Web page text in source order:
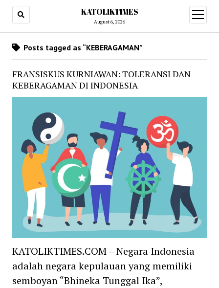
KATOLIKTIMES
August 6, 2026
open
menu
Posts tagged as “KEBERAGAMAN”
FRANSISKUS KURNIAWAN: TOLERANSI DAN
KEBERAGAMAN DI INDONESIA
KATOLIKTIMES.COM – Negara Indonesia
adalah negara kepulauan yang memiliki
semboyan “Bhineka Tunggal Ika”,